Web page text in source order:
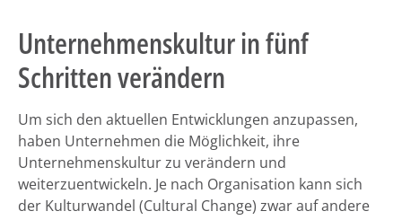
Unternehmenskultur in fünf
Schritten verändern
Um sich den aktuellen Entwicklungen anzupassen,
haben Unternehmen die Möglichkeit, ihre
Unternehmenskultur zu verändern und
weiterzuentwickeln. Je nach Organisation kann sich
der Kulturwandel (Cultural Change) zwar auf andere